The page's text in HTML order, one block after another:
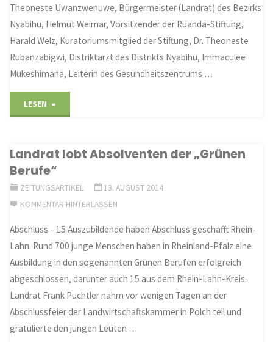
Theoneste Uwanzwenuwe, Bürgermeister (Landrat) des Bezirks
Nyabihu, Helmut Weimar, Vorsitzender der Ruanda-Stiftung,
Harald Welz, Kuratoriumsmitglied der Stiftung, Dr. Theoneste
Rubanzabigwi, Distriktarzt des Distrikts Nyabihu, Immaculee
Mukeshimana, Leiterin des Gesundheitszentrums …
LESEN
für
–
Holzheimer
Hilfe
geht
weiter"
Landrat lobt Absolventen der „Grünen
Berufe“
ZEITUNGSARTIKEL
13. AUGUST 2014
KOMMENTAR HINTERLASSEN
Abschluss – 15 Auszubildende haben Abschluss geschafft Rhein-
Lahn. Rund 700 junge Menschen haben in Rheinland-Pfalz eine
Ausbildung in den sogenannten Grünen Berufen erfolgreich
abgeschlossen, darunter auch 15 aus dem Rhein-Lahn-Kreis.
Landrat Frank Puchtler nahm vor wenigen Tagen an der
Abschlussfeier der Landwirtschaftskammer in Polch teil und
gratulierte den jungen Leuten …